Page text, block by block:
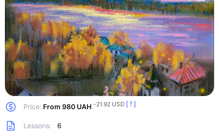
Price: From 980 UAH ~21.92 USD [ ? ]
Lessons: 6